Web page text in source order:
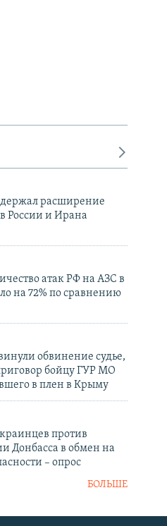
расширение
России и Ирана
атак РФ на АЗС в
на 72% по сравнению
обвинение судье,
бойцу ГУР МО
в плен в Крыму
против
Донбасса в обмен на
– опрос
БОЛЬШЕ